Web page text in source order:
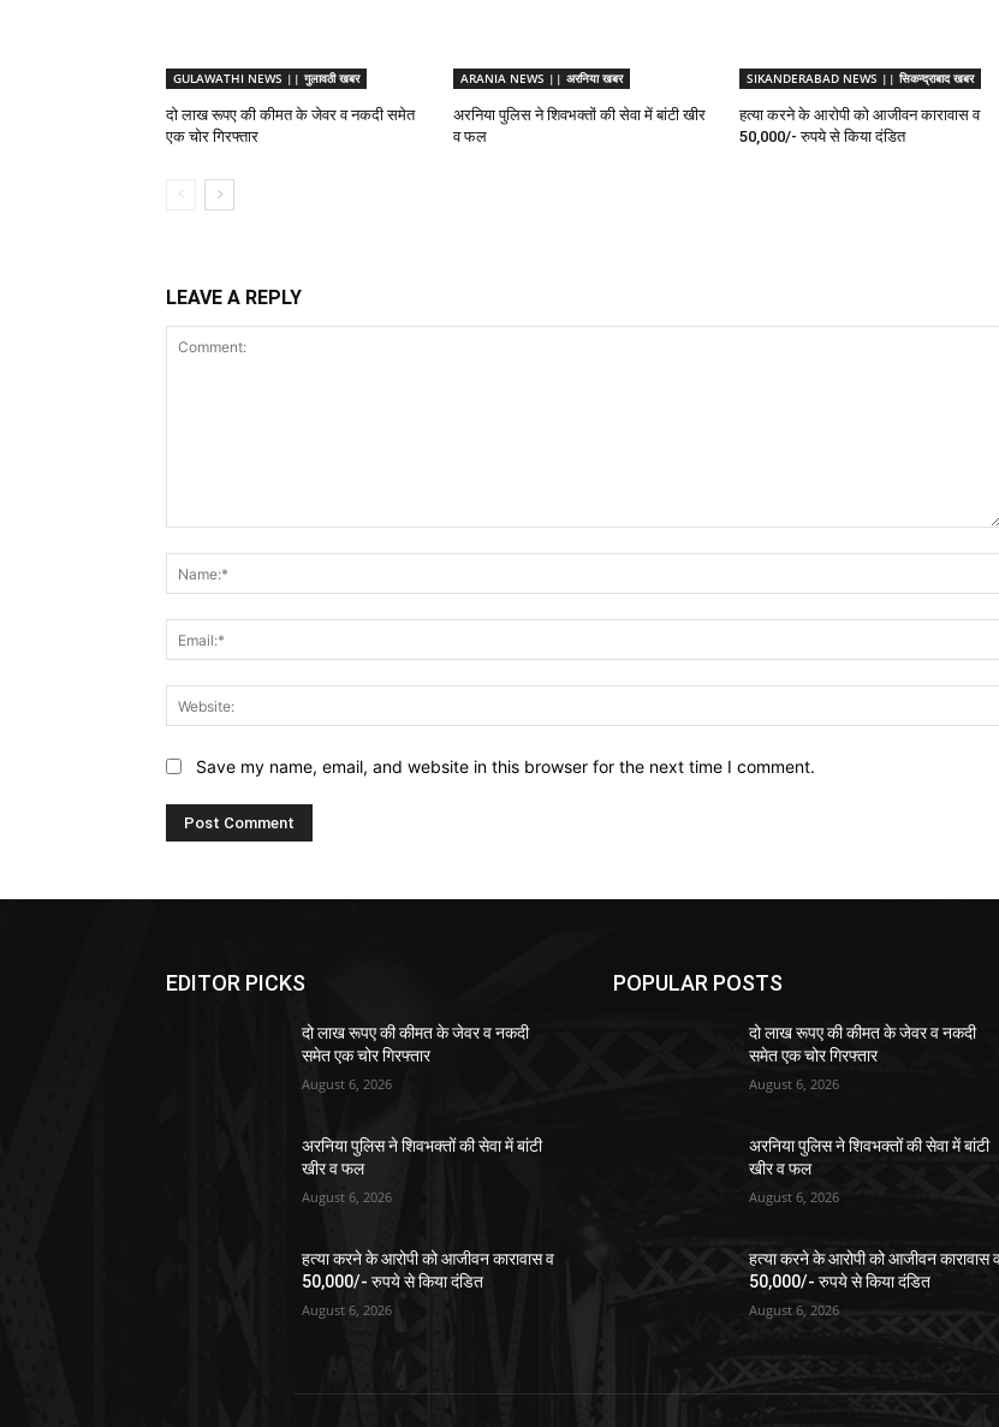
GULAWATHI NEWS || गुलावठी खबर
दो लाख रूपए की कीमत के जेवर व नकदी समेत
एक चोर गिरफ्तार
ARANIA NEWS || अरनिया खबर
अरनिया पुलिस ने शिवभक्तों की सेवा में बांटी खीर
व फल
SIKANDERABAD NEWS || सिकन्द्राबाद खबर
हत्या करने के आरोपी को आजीवन कारावास व
50,000/- रुपये से किया दंडित
LEAVE A REPLY
Save my name, email, and website in this browser for the next time I comment.
EDITOR PICKS
दो लाख रूपए की कीमत के जेवर व नकदी
समेत एक चोर गिरफ्तार
August 6, 2026
अरनिया पुलिस ने शिवभक्तों की सेवा में बांटी
खीर व फल
August 6, 2026
हत्या करने के आरोपी को आजीवन कारावास व
50,000/- रुपये से किया दंडित
August 6, 2026
POPULAR POSTS
दो लाख रूपए की कीमत के जेवर व नकदी
समेत एक चोर गिरफ्तार
August 6, 2026
अरनिया पुलिस ने शिवभक्तों की सेवा में बांटी
खीर व फल
August 6, 2026
हत्या करने के आरोपी को आजीवन कारावास
50,000/- रुपये से किया दंडित
August 6, 2026